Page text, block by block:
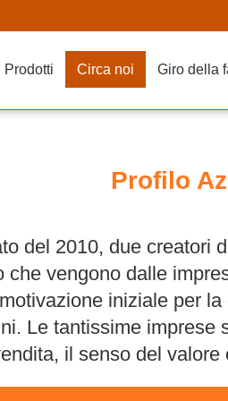
Prodotti Circa noi Giro della
Profilo
del 2010, due creatori
che vengono dalle
iniziale per
Le tantissime
il senso del